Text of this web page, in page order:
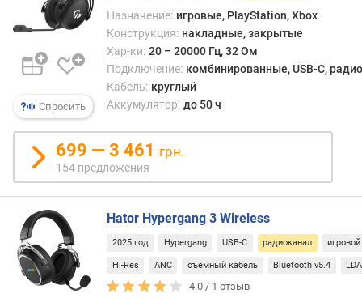
не
или
д
а
е
д
б
а
в
л
е
н
и
п
о
Спросить
Назначение: игровые, PlayStation, Xbox
Конструкция: накладные, закрытые
Хар-ки: 20 – 20000 Гц, 32 Ом
Подключение: комбинированные, USB-C,
Кабель: круглый
Аккумулятор: до 50 ч
699 — 3 461 грн.
154 предложения
Hator Hypergang 3 Wireless
2025 год Hypergang USB-C радиоканал
Hi-Res ANC съемный кабель Bluetooth v5.4
4.0 / 1 отзыв